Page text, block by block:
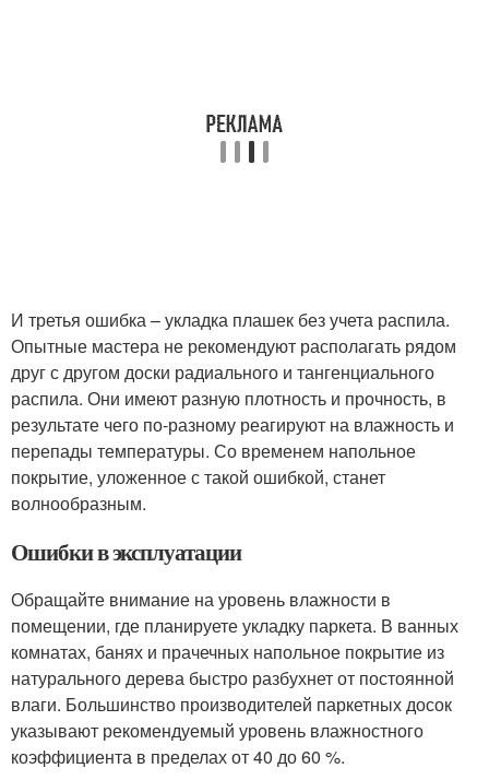
И третья ошибка – укладка плашек без учета распила.
Опытные мастера не рекомендуют располагать рядом
друг с другом доски радиального и тангенциального
распила. Они имеют разную плотность и прочность, в
результате чего по-разному реагируют на влажность и
перепады температуры. Со временем напольное
покрытие, уложенное с такой ошибкой, станет
волнообразным.
Ошибки в эксплуатации
Обращайте внимание на уровень влажности в
помещении, где планируете укладку паркета. В ванных
комнатах, банях и прачечных напольное покрытие из
натурального дерева быстро разбухнет от постоянной
влаги. Большинство производителей паркетных досок
указывают рекомендуемый уровень влажностного
коэффициента в пределах от 40 до 60 %.